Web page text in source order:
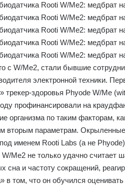
с W/Me2, стали бывшие
электронной техники.
трекер-здоровья Phyode W/Me
профинансировали на
организма по таким факторам,
вторым параметрам.
именем Rooti Labs (а не
Me2 не только удачно считает
сна и частоту сокращений,
в том, что он обучился